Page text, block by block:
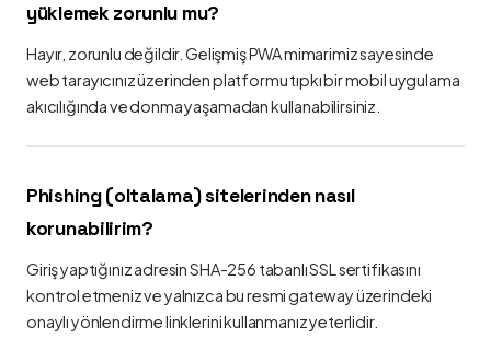
yüklemek zorunlu mu?
Hayır, zorunlu değildir. Gelişmiş PWA mimarimiz sayesinde
web tarayıcınız üzerinden platformu tıpkı bir mobil uygulama
akıcılığında ve donma yaşamadan kullanabilirsiniz.
Phishing (oltalama) sitelerinden nasıl
korunabilirim?
Giriş yaptığınız adresin SHA-256 tabanlı SSL sertifikasını
kontrol etmeniz ve yalnızca bu resmi gateway üzerindeki
onaylı yönlendirme linklerini kullanmanız yeterlidir.